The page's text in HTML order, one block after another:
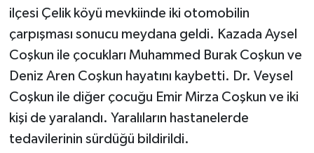
ilçesi Çelik köyü mevkiinde iki otomobilin
çarpışması sonucu meydana geldi. Kazada Aysel
Coşkun ile çocukları Muhammed Burak Coşkun ve
Deniz Aren Coşkun hayatını kaybetti. Dr. Veysel
Coşkun ile diğer çocuğu Emir Mirza Coşkun ve iki
kişi de yaralandı. Yaralıların hastanelerde
tedavilerinin sürdüğü bildirildi.